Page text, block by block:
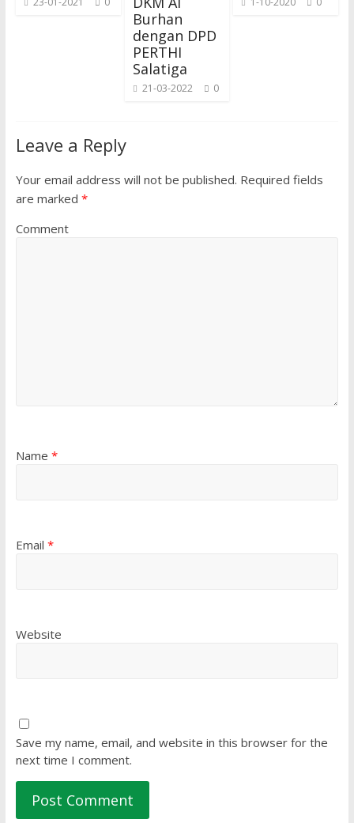
Burhan
dengan DPD
PERTHI
Salatiga
21-03-2022 0
Leave a Reply
Your email address will not be published. Required fields
are marked *
Comment
Name *
Email *
Website
Save my name, email, and website in this browser for the
next time I comment.